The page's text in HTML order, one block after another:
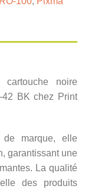
noire
42 BK chez Print
marque, elle
garantissant une
La qualité
des produits